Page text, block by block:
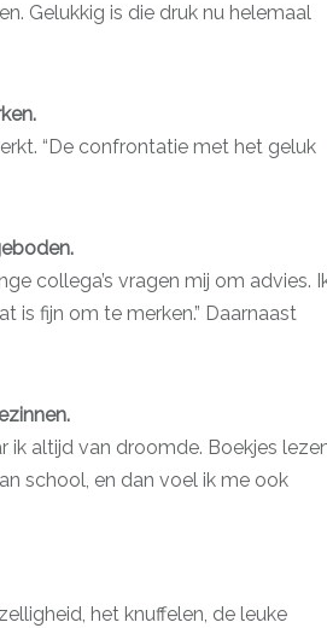
Gelukkig is die druk nu helemaal
“De confrontatie met het geluk
collega’s vragen mij om advies.
is fijn om te merken.” Daarnaast
ik altijd van droomde. Boekjes
school, en dan voel ik me ook
het knuffelen, de leuke